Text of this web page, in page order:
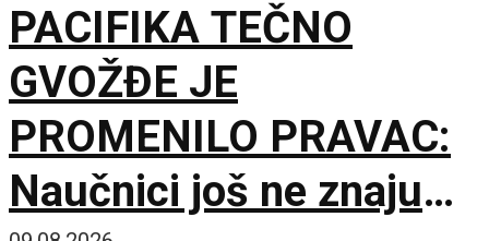
PACIFIKA TEČNO
GVOŽĐE JE
PROMENILO PRAVAC:
Naučnici još ne znaju